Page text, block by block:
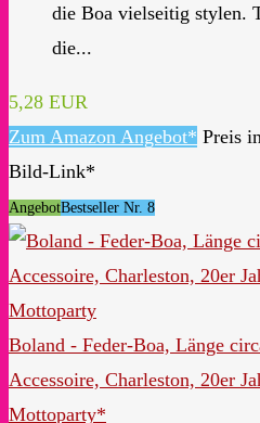
die Boa vielseitig stylen.
die...
5,28 EUR
Zum Amazon Angebot* Preis
Bild-Link*
AngebotBestseller Nr. 8
Boland - Feder-Boa, Länge
Accessoire, Charleston, 20er
Mottoparty*